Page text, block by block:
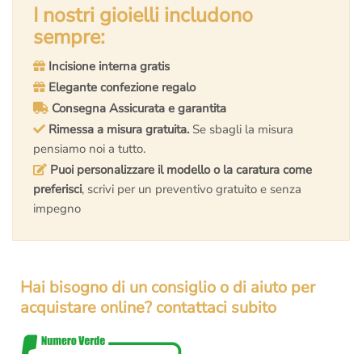
€2.999,00.
€1.999,00.
era:
è:
I nostri gioielli includono
sempre:
Incisione interna gratis
Elegante confezione regalo
Consegna Assicurata e garantita
Rimessa a misura gratuita. Se sbagli la misura
pensiamo noi a tutto.
Puoi personalizzare il modello o la caratura come
preferisci, scrivi per un preventivo gratuito e senza
impegno
Hai bisogno di un consiglio o di aiuto per
acquistare online? contattaci subito